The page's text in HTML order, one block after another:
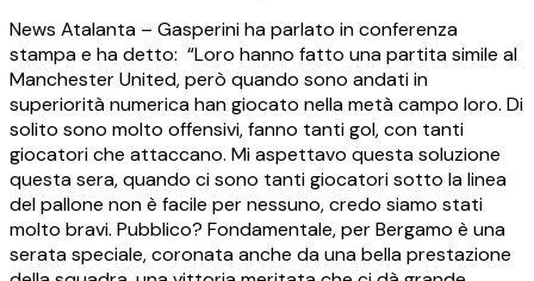
News Atalanta – Gasperini ha parlato in conferenza
stampa e ha detto: “Loro hanno fatto una partita simile al
Manchester United, però quando sono andati in
superiorità numerica han giocato nella metà campo loro. Di
solito sono molto offensivi, fanno tanti gol, con tanti
giocatori che attaccano. Mi aspettavo questa soluzione
questa sera, quando ci sono tanti giocatori sotto la linea
del pallone non è facile per nessuno, credo siamo stati
molto bravi. Pubblico? Fondamentale, per Bergamo è una
serata speciale, coronata anche da una bella prestazione